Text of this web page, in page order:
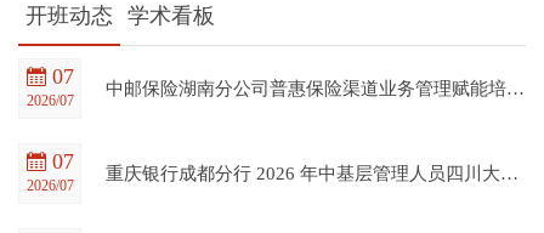
开班动态 学术看板
07
2026/07
中邮保险湖南分公司普惠保险渠道业务管理赋能培训班在四川大学全国干部教育培训基地顺利开班
07
2026/07
重庆银行成都分行 2026 年中基层管理人员四川大学培训项目（第一期）在四川大学全国干部教育培训基地顺利开班